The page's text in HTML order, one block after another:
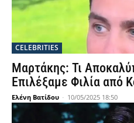
CELEBRITIES
Μαρτάκης: Τι
Επιλέξαμε Φιλία από
Ελένη Βατίδου - 10/05/2025 18:50